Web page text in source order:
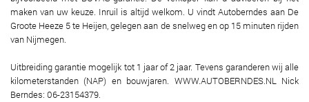
maken van uw keuze. Inruil is altijd welkom. U vindt Autoberndes aan De
Groote Heeze 5 te Heijen, gelegen aan de snelweg en op 15 minuten rijden
van Nijmegen.
Uitbreiding garantie mogelijk tot 1 jaar of 2 jaar. Tevens garanderen wij alle
kilometerstanden (NAP) en bouwjaren. WWW.AUTOBERNDES.NL Nick
Berndes: 06-23154379.